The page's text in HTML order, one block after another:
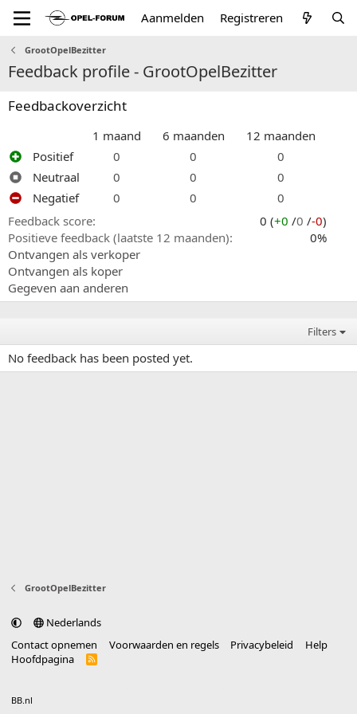
Aanmelden Registreren
GrootOpelBezitter
Feedback profile - GrootOpelBezitter
Feedbackoverzicht
1 maand 6 maanden
12 maanden
Positief
0 0
0
Neutraal
0 0
0
Negatief
0 0
0
Feedback score
0 (+0 /0 /-0)
Positieve feedback (laatste 12 maanden)
0%
Ontvangen als verkoper
Ontvangen als koper
Gegeven aan anderen
Filters
No feedback has been posted yet.
GrootOpelBezitter
Nederlands
Contact opnemen
Voorwaarden en regels Privacybeleid
Help
Hoofdpagina
R
BB.nl